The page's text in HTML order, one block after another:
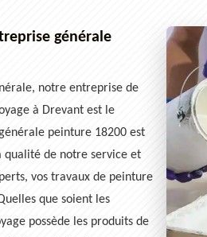
générale
notre entreprise de
à Drevant est le
peinture 18200 est
qualité de notre service et
vos travaux de peinture
que soient les
possède les produits de